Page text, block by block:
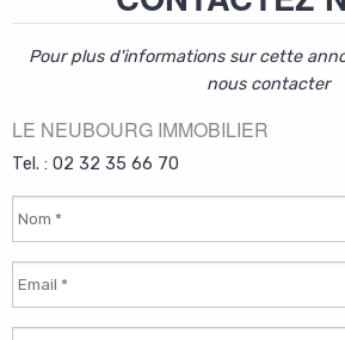
Pour plus d'informations sur cette
nous contacter
LE NEUBOURG IMMOBILIER
Tel. : 02 32 35 66 70